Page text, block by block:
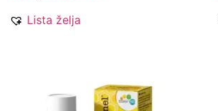
Lista želja